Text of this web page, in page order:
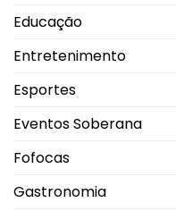
Educação
Entretenimento
Esportes
Eventos Soberana
Fofocas
Gastronomia